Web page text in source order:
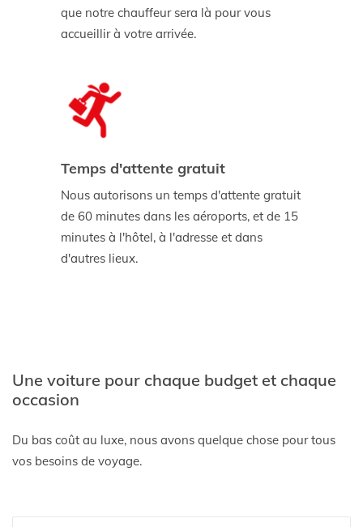
que notre chauffeur sera là pour vous
accueillir à votre arrivée.
Temps d'attente gratuit
Nous autorisons un temps d'attente gratuit
de 60 minutes dans les aéroports, et de 15
minutes à l'hôtel, à l'adresse et dans
d'autres lieux.
Une voiture pour chaque budget et chaque
occasion
Du bas coût au luxe, nous avons quelque chose pour tous
vos besoins de voyage.